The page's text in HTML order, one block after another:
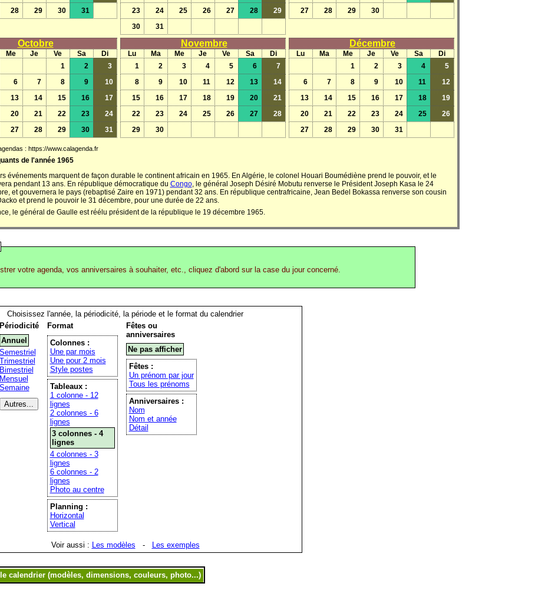
28 29 30 31
23
24 25 26 27 28
29
30
31
27
28 29 30
Octobre
Me Je Ve Sa
Di
1
2
3
6 7 8 9
10
13 14 15 16
17
20 21 22 23
24
27 28 29 30 31
Novembre
Lu Ma Me Je Ve Sa
Di
1
2 3 4 5 6
7
8
9 10 11 12 13
14
15
16 17 18 19 20
21
22
23 24 25 26 27
28
29
30
Décembre
Lu Ma Me Je Ve Sa
Di
1
2 3 4
5
6
7 8 9 10 11
12
13
14 15 16 17 18
19
20
21 22 23 24 25
26
27
28 29 30 31
: https://www.calagenda.fr
de l'année 1965
événements marquent de façon durable le continent africain en 1965. En Algérie, le colonel Houari Boumédiène prend le pouvoir, et le
pendant 13 ans. En république démocratique du Congo, le général Joseph Désiré Mobutu renverse le Président Joseph Kasa le 24
et gouvernera le pays (rebaptisé Zaire en 1971) pendant 32 ans. En république centrafricaine, Jean Bedel Bokassa renverse son cousin
et prend le pouvoir le 31 décembre, pour une durée de 22 ans.
le général de Gaulle est réélu président de la république le 19 décembre 1965.
votre agenda, vos anniversaires à souhaiter, etc., cliquez d'abord sur la case du jour concerné.
Choisissez l'année, la périodicité, la période et le format du calendrier
Périodicité
Annuel
Semestriel
Trimestriel
Bimestriel
Mensuel
Semaine
Format
Colonnes :
Une par mois
Une pour 2 mois
Style postes
Tableaux :
1 colonne - 12
lignes
2 colonnes - 6
lignes
3 colonnes - 4
lignes
4 colonnes - 3
lignes
6 colonnes - 2
lignes
Photo au centre
Planning :
Horizontal
Vertical
Fêtes ou
anniversaires
Ne pas afficher
Fêtes :
Un prénom par jour
Tous les prénoms
Anniversaires :
Nom
Nom et année
Détail
Voir aussi : Les modèles - Les exemples